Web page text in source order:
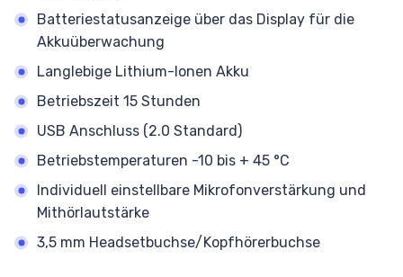
Batteriestatusanzeige über das Display für die
Akkuüberwachung
Langlebige Lithium-Ionen Akku
Betriebszeit 15 Stunden
USB Anschluss (2.0 Standard)
Betriebstemperaturen -10 bis + 45 °C
Individuell einstellbare Mikrofonverstärkung und
Mithörlautstärke
3,5 mm Headsetbuchse/Kopfhörerbuchse